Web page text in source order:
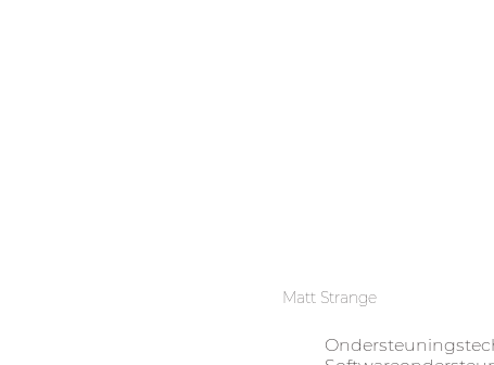
Matt Strange